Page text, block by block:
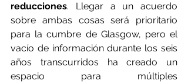
reducciones. Llegar a un acuerdo
sobre ambas cosas será prioritario
para la cumbre de Glasgow, pero el
vacío de información durante los seis
años transcurridos ha creado un
espacio para múltiples